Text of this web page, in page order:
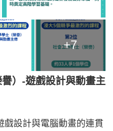
+7
）-遊戲設計與動畫主
戲設計與電腦動畫的連貫